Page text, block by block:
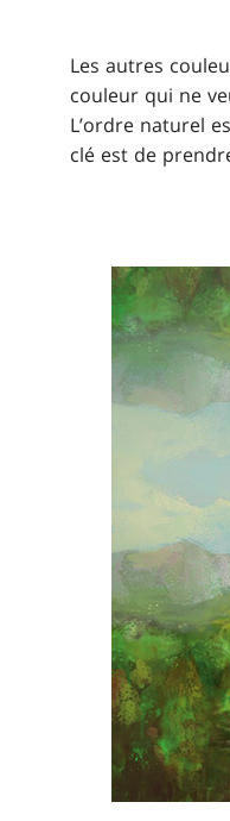
Les autres
couleur qui ne
L’ordre naturel
clé est de